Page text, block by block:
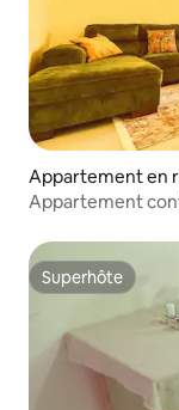
Appartement en
Appartement
7j/7
Superhôte
Superhôte